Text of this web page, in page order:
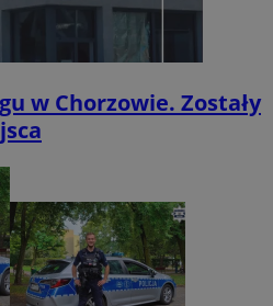
w Chorzowie. Zostały